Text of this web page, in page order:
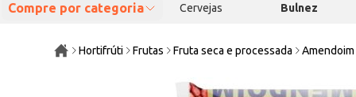
Compre por categoria Cervejas Bulnez
Hortifrúti Frutas Fruta seca e processada